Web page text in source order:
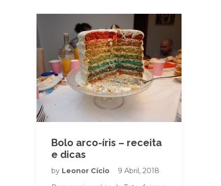
Bolo arco-íris – receita
e dicas
by Leonor Cício
9 Abril, 2018